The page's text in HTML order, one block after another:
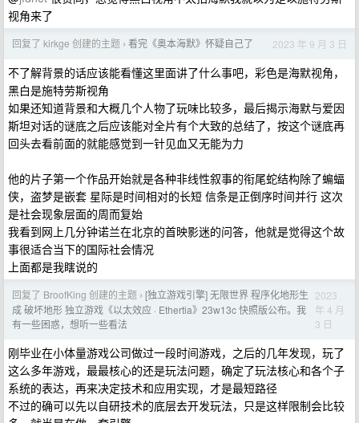
视角来了
回复了 kirkge 创建的主题 › 看完《奥本海默》怀疑自己了 2023 年 9 月 3 日
不了解背景的话应该能看懂这里面讲了什么事吧，彩色是海默视角，
黑白是施特劳斯视角
如果还知道背景和大概几个人物了玩味比较多，最后揭示海默与爱因
斯坦对话的谜底之后应该能对全片有个大致的总结了，按这个谜底再
回头去看前面的就能感觉到一针见血又无能为力
他的片子第一个作品开始就是各种非线性叙事的衔尾蛇结构除了蝙蝠
侠，盗梦是嵌套 星际是时间相对的长短 信条是正倒序时间并行 这次
是社会现象层面的周而复始
我看到网上几分钟诺兰在北京的首映影迷的问答，他就是觉得这个故
事很适合当下的国际社会情况
上面都是我瞎说的
回复了 BroofKing 创建的主题 › [独立游戏引擎] 无限世界 程序化地形生
成 破坏地形 独立游戏《以太效应 · Ethertia》23w13c 快照版公布。我
有一些困惑，想听一些看法
2023
年 4 月
3 日
刚毕业在小体量游戏公司做过一段时间游戏，之后的几年发现，玩了
这么多年游戏，最最核心的还是玩法问题，确定了玩法核心和各个子
系统的表达，再来决定技术和应用实现，才是最短路径
不过的确可以先以自研技术的底层去开发玩法，只是这样限制会比较